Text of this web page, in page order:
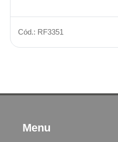
Cód.: RF3351
Menu